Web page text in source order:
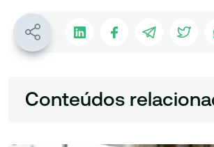
Conteúdos